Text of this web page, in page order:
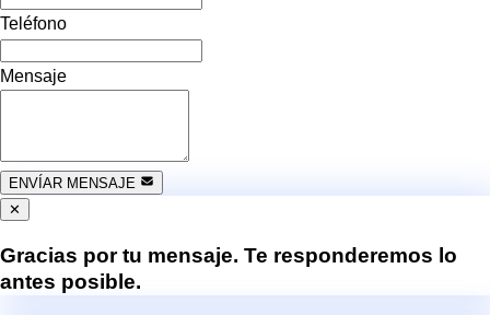
Teléfono
Mensaje
ENVÍAR MENSAJE
✕
Gracias por tu mensaje. Te responderemos lo
antes posible.